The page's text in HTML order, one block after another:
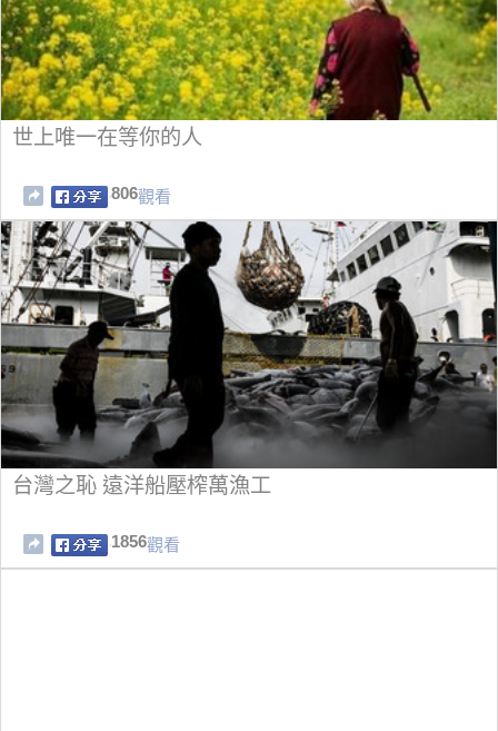
世上唯一在等你的人
806觀看
台灣之恥 遠洋船壓榨萬漁工
1856觀看